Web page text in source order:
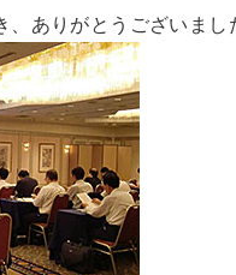
ありがとうございまし